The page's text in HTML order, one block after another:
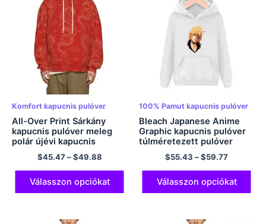
Komfort kapucnis pulóver
All-Over Print Sárkány
kapucnis pulóver meleg
polár újévi kapucnis
pulóver
$45.47–$49.88
Válasszon opciókat
100% Pamut kapucnis pulóver
Bleach Japanese Anime
Graphic kapucnis pulóver
túlméretezett pulóver
kapucnis pulóver EU
méretű kapucnis pulóver
poliészter kapucnis
többszínű
$55.43 –$59.77
Válasszon opciókat